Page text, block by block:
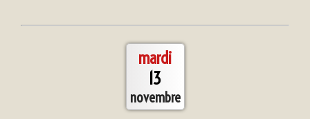
mardi
13
novembre